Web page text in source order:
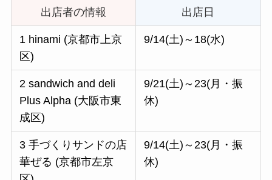
出店者の情報 出店日
1 hinami (京都市上京
区)
9/14(土)～18(水)
2 sandwich and deli
Plus Alpha (大阪市東
成区)
9/21(土)～23(月・振
休)
3 手づくりサンドの店
華ぜる (京都市左京
9/14(土)～23(月・振
休)